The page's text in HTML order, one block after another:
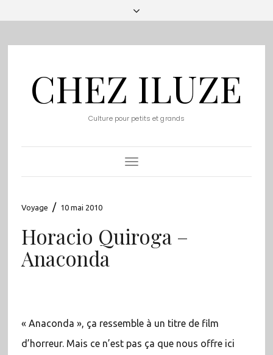
CHEZ ILUZE
Culture pour petits et grands
Toggle
Navigation
Voyage / 10 mai 2010
Horacio Quiroga –
Anaconda
« Anaconda », ça ressemble à un titre de film
d’horreur. Mais ce n’est pas ça que nous offre ici